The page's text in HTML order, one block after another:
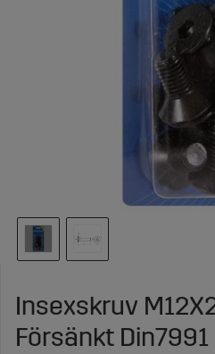
Insexskruv
Försänkt Din7991